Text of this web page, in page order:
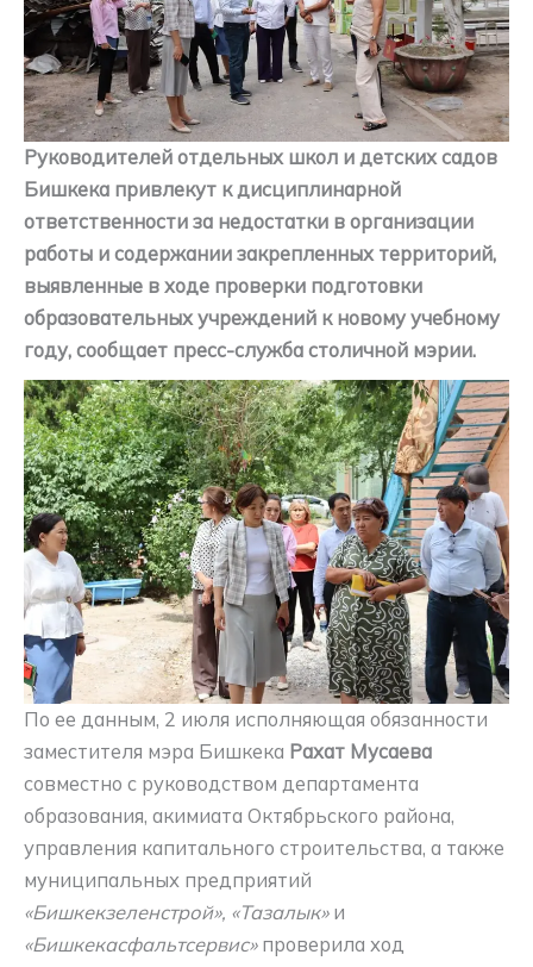
Руководителей отдельных школ и детских садов
Бишкека привлекут к дисциплинарной
ответственности за недостатки в организации
работы и содержании закрепленных территорий,
выявленные в ходе проверки подготовки
образовательных учреждений к новому учебному
году, сообщает пресс-служба столичной мэрии.
По ее данным, 2 июля исполняющая обязанности
заместителя мэра Бишкека Рахат Мусаева
совместно с руководством департамента
образования, акимиата Октябрьского района,
управления капитального строительства, а также
муниципальных предприятий
«Бишкекзеленстрой», «Тазалык»и
«Бишкекасфальтсервис» проверила ход